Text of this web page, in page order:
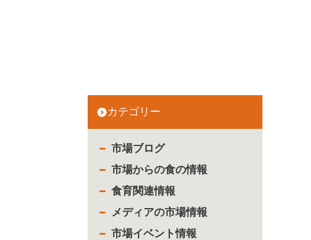
カテゴリー
市場ブログ
市場からの食の情報
食育関連情報
メディアの市場情報
市場イベント情報